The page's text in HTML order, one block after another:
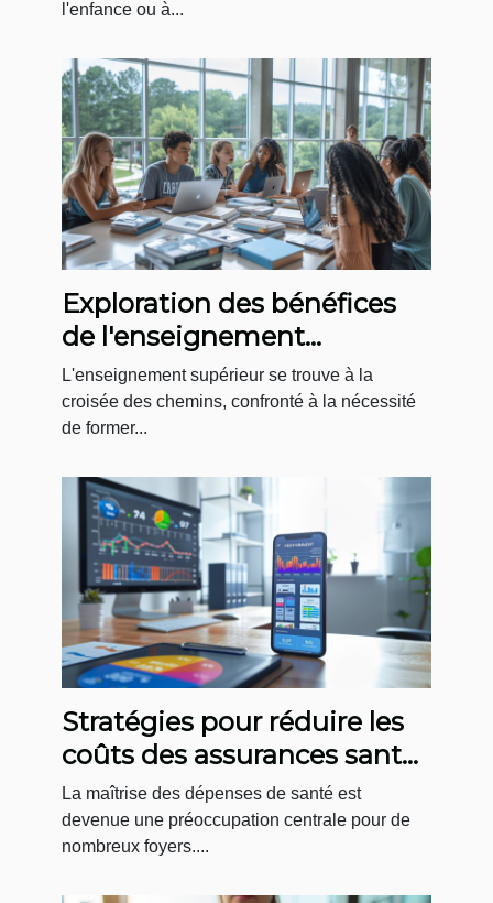
l'enfance ou à...
Exploration des bénéfices
de l'enseignement
supérieur axé sur la
transition résiliente
L'enseignement supérieur se trouve à la
croisée des chemins, confronté à la nécessité
de former...
Stratégies pour réduire les
coûts des assurances santé
grâce aux comparateurs en
ligne
La maîtrise des dépenses de santé est
devenue une préoccupation centrale pour de
nombreux foyers....